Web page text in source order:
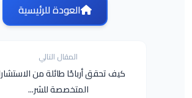
العودة للرئيسية
المقال التالي
كيف تحقق أرباحًا طائلة من
المتخصصة للشر...